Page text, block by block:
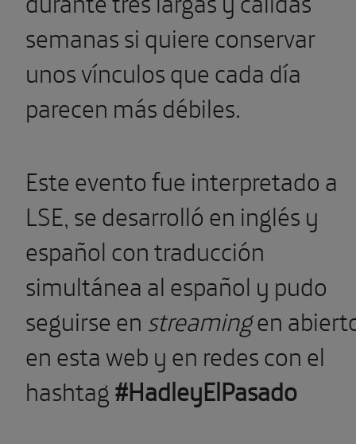
semanas si quiere conservar
unos vínculos que cada día
parecen más débiles.
Este evento fue interpretado a
LSE, se desarrolló en inglés y
español con traducción
simultánea al español y pudo
seguirse en streamingen
en esta web y en redes con el
hashtag#HadleyElPasado